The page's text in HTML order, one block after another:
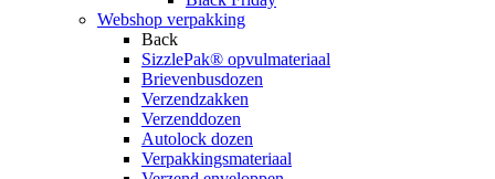
Webshop verpakking
Back
SizzlePak® opvulmateriaal
Brievenbusdozen
Verzendzakken
Verzenddozen
Autolock dozen
Verpakkingsmateriaal